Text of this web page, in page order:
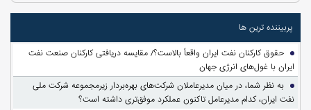
پربیننده ترین ها
حقوق کارکنان نفت ایران واقعاً بالاست؟/ مقایسه دریافتی کارکنان صنعت نفت
ایران با غول‌های انرژی جهان
به نظر شما، در میان مدیرعاملان شرکت‌های بهره‌بردار زیرمجموعه شرکت ملی
نفت ایران، کدام مدیرعامل تاکنون عملکرد موفق‌تری داشته است؟